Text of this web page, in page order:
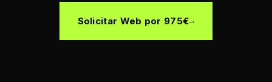
Solicitar Web por 975€